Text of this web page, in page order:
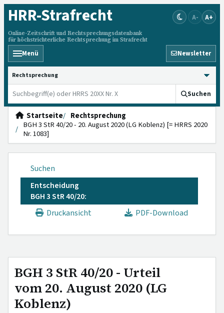
HRR-Strafrecht
Online-Zeitschrift und Rechtsprechungsdatenbank
für höchstrichterliche Rechtsprechung im Strafrecht
A- A+
Menü Newsletter
HRRS durchsuchen
Suchen
Startseite
Rechtsprechung
BGH 3 StR 40/20 - 20. August 2020 (LG Koblenz) [= HRRS 2020
Nr. 1083]
Suchen
Entscheidung
BGH 3 StR 40/20:
Druckansicht
PDF-Download
BGH 3 StR 40/20 - Urteil
vom 20. August 2020 (LG
Koblenz)